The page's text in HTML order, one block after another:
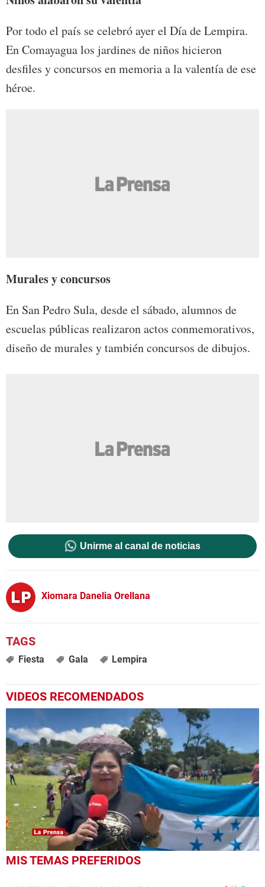
Por todo el país se celebró ayer el Día de Lempira.
En Comayagua los jardines de niños hicieron
desfiles y concursos en memoria a la valentía de ese
héroe.
Murales y concursos
En San Pedro Sula, desde el sábado, alumnos de
escuelas públicas realizaron actos conmemorativos,
diseño de murales y también concursos de dibujos.
Unirme al canal de noticias
Xiomara Danelia Orellana
Fiesta Gala Lempira
VIDEOS RECOMENDADOS
0
seconds
MIS TEMAS PREFERIDOS